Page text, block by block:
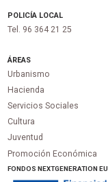
POLICÍA LOCAL
Tel. 96 364 21 25
ÁREAS
Urbanismo
Hacienda
Servicios Sociales
Cultura
Juventud
Promoción Económica
FONDOS NEXTGENERATION EU